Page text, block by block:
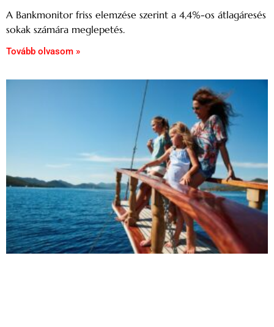
A Bankmonitor friss elemzése szerint a 4,4%-os átlagáresés
sokak számára meglepetés.
Tovább olvasom »